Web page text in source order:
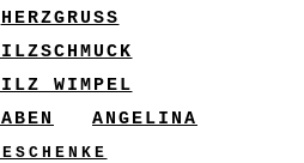
HERZGRUSS
WIMPEL
ANGELINA